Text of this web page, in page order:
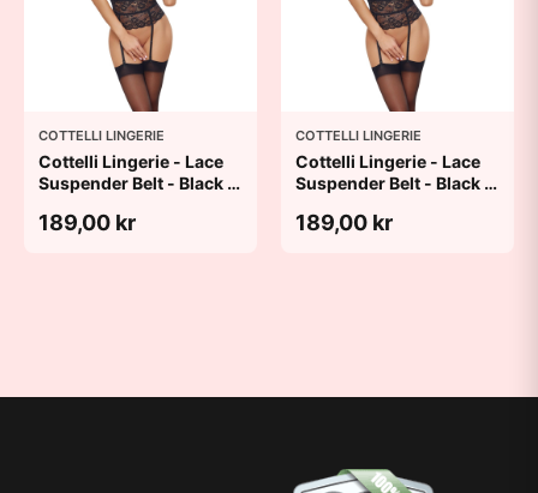
COTTELLI LINGERIE
Cottelli Lingerie - Lace
Suspender Belt - Black -
189,00 kr
COTTELLI LINGERIE
Cottelli Lingerie - Lace
Suspender Belt - Black -
189,00 kr